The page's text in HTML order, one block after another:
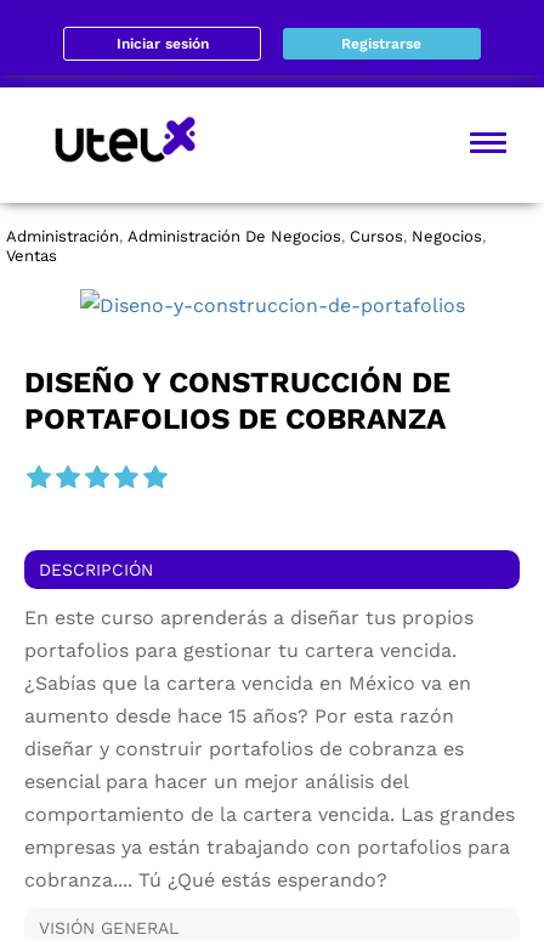
Iniciar sesión Registrarse
Administración, Administración De Negocios, Cursos, Negocios,
Ventas
DISEÑO Y CONSTRUCCIÓN DE
PORTAFOLIOS DE COBRANZA
DESCRIPCIÓN
En este curso aprenderás a diseñar tus propios
portafolios para gestionar tu cartera vencida.
¿Sabías que la cartera vencida en México va en
aumento desde hace 15 años? Por esta razón
diseñar y construir portafolios de cobranza es
esencial para hacer un mejor análisis del
comportamiento de la cartera vencida. Las grandes
empresas ya están trabajando con portafolios para
cobranza.... Tú ¿Qué estás esperando?
VISIÓN GENERAL